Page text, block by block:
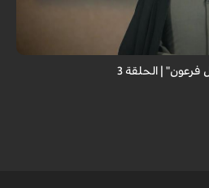
| الحلقة 3